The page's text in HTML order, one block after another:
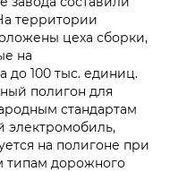
территории
цеха сборки,
на
до 100 тыс. единиц.
полигон для
стандартам
электромобиль,
на полигоне при
типам дорожного